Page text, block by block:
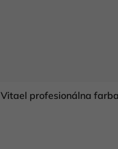
Vitael profesionálna